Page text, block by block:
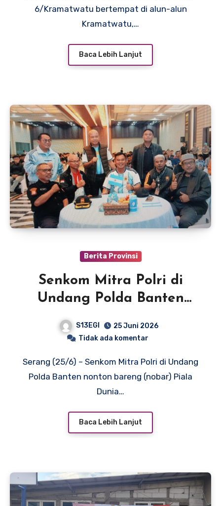
6/Kramatwatu bertempat di alun-alun
Kramatwatu,…
Baca Lebih Lanjut
Berita Provinsi
Senkom Mitra Polri di
Undang Polda Banten
Nobar Piala Dunia 2026
S13EGI
25 Juni 2026
Tidak ada komentar
Serang (25/6) – Senkom Mitra Polri di Undang
Polda Banten nonton bareng (nobar) Piala
Dunia…
Baca Lebih Lanjut